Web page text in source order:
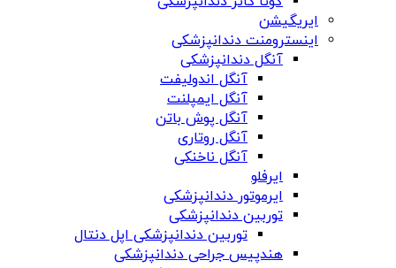
ایریگیشن
اینسترومنت دندانپزشکی
آنگل دندانپزشکی
آنگل اندوليفت
آنگل ايمپلنت
آنگل پوش باتن
آنگل روتاری
آنگل ناخنکی
ایرفلو
ایرموتور دندانپزشکی
توربین دندانپزشکی
توربین دندانپزشکی اپل دنتال
هندپیس جراحی دندانپزشکی